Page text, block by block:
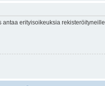
erityisoikeuksia rekisteröityneille